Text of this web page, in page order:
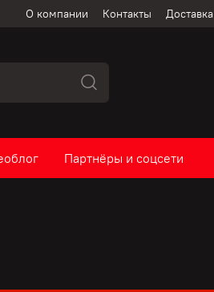
О компании Контакты Доставка
Партнёры и соцсети